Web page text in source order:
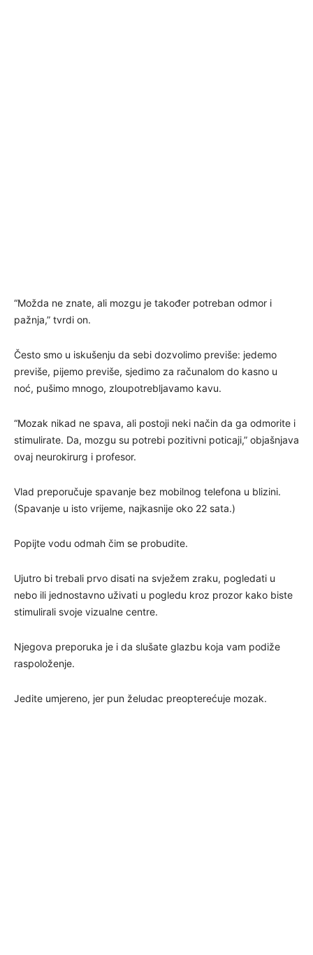
“Možda ne znate, ali mozgu je također potreban odmor i
pažnja,” tvrdi on.
Često smo u iskušenju da sebi dozvolimo previše: jedemo
previše, pijemo previše, sjedimo za računalom do kasno u
noć, pušimo mnogo, zloupotrebljavamo kavu.
“Mozak nikad ne spava, ali postoji neki način da ga odmorite i
stimulirate. Da, mozgu su potrebi pozitivni poticaji,” objašnjava
ovaj neurokirurg i profesor.
Vlad preporučuje spavanje bez mobilnog telefona u blizini.
(Spavanje u isto vrijeme, najkasnije oko 22 sata.)
Popijte vodu odmah čim se probudite.
Ujutro bi trebali prvo disati na svježem zraku, pogledati u
nebo ili jednostavno uživati u pogledu kroz prozor kako biste
stimulirali svoje vizualne centre.
Njegova preporuka je i da slušate glazbu koja vam podiže
raspoloženje.
Jedite umjereno, jer pun želudac preopterećuje mozak.